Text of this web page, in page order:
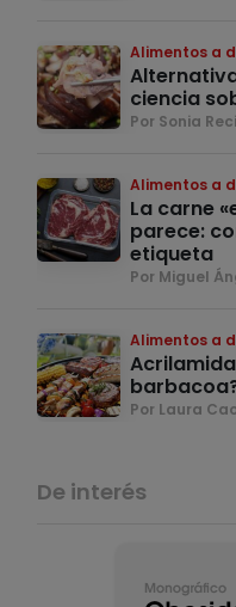
Alimentos a
ciencia
Por Sonia
Alimentos a
La carne
parece:
etiqueta
Por Miguel
Alimentos a
Por Laura
De interés